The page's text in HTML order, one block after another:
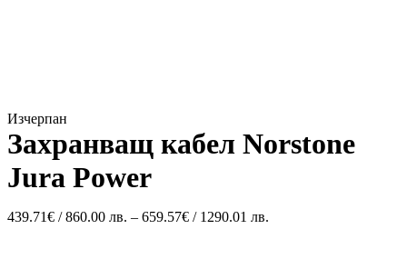
Изчерпан
Захранващ кабел Norstone
Jura Power
439.71€ / 860.00 лв. – 659.57€ / 1290.01 лв.